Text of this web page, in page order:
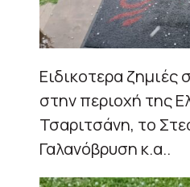
Ειδικοτερα ζημιές
στην περιοχή της
Τσαριτσάνη, το
Γαλανόβρυση κ.α..